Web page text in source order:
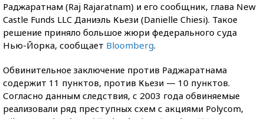
Раджаратнам (Raj Rajaratnam) и его сообщник, глава New
Castle Funds LLC Даниэль Кьези (Danielle Chiesi). Такое
решение приняло большое жюри федерального суда
Нью-Йорка, сообщает Bloomberg.
Обвинительное заключение против Раджаратнама
содержит 11 пунктов, против Кьези — 10 пунктов.
Согласно данным следствия, с 2003 года обвиняемые
реализовали ряд преступных схем с акциями Polycom,